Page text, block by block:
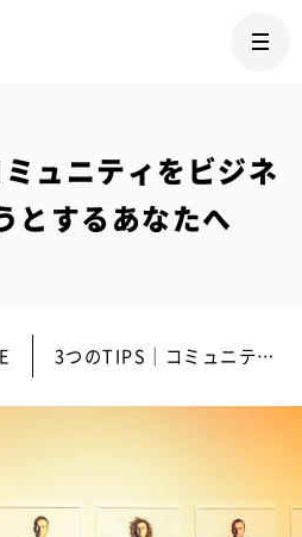
ュニティをビジネ
とするあなたへ
3つのTIPS｜コミュニティをビジネスに活かそうとするあなたへ